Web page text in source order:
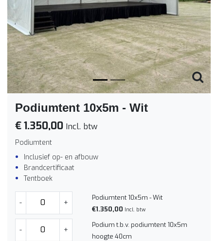
Podiumtent 10x5m - Wit
€ 1.350,00 Incl. btw
Podiumtent
Inclusief op- en afbouw
Brandcertificaat
Tentboek
- +
Podiumtent 10x5m - Wit
€1.350,00 Incl. btw
- +
Podium t.b.v. podiumtent 10x5m
hoogte 40cm